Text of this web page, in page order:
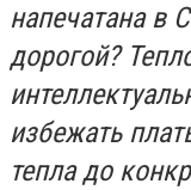
напечатана в
дорогой?
избежать
тепла до